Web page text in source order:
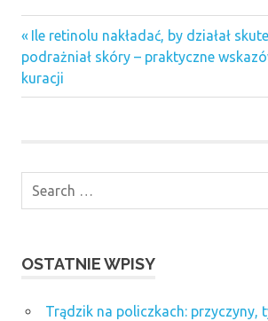
Nawigacja
wpisu
Previous
Post:
Ile retinolu nakładać, by działał
podrażniał skóry – praktyczne
kuracji
OSTATNIE WPISY
Trądzik na policzkach: przyczyny,